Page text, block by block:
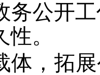
务公开
。
体，拓